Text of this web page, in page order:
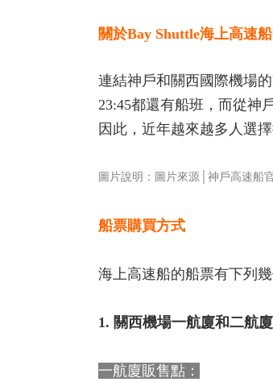
關於Bay Shuttle海上高速船
連結神戶和關西國際機場
23:45都還有船班，而從神
因此，近年越來越多人選
圖片說明：圖片來源│神戶高速船
船票購買方式
海上高速船的船票有下列幾
1. 關西機場一航廈和二航
一航廈販售點：